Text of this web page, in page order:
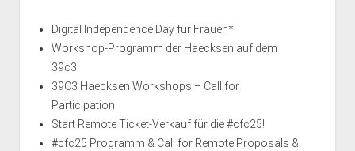
Digital Independence Day für Frauen*
Workshop-Programm der Haecksen auf dem
39c3
39C3 Haecksen Workshops – Call for
Participation
Start Remote Ticket-Verkauf für die #cfc25!
#cfc25 Programm & Call for Remote Proposals &